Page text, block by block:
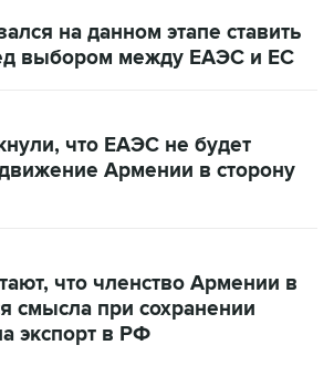
на данном этапе ставить
выбором между ЕАЭС и ЕС
что ЕАЭС не будет
Армении в сторону
что членство Армении в
смысла при сохранении
экспорт в РФ